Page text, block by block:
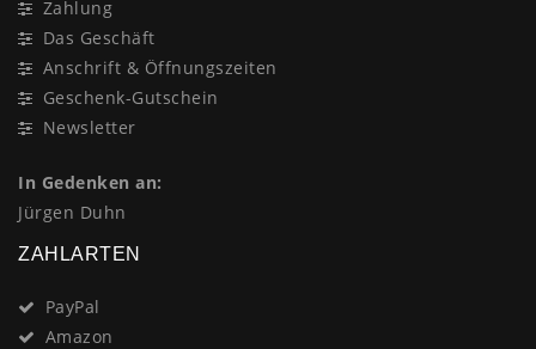
Zahlung
Das Geschäft
Anschrift & Öffnungszeiten
Geschenk-Gutschein
Newsletter
In Gedenken an:
Jürgen Duhn
ZAHLARTEN
PayPal
Amazon